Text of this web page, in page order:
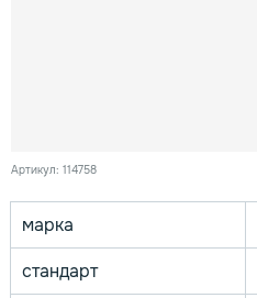
Артикул: 114758
марка
стандарт